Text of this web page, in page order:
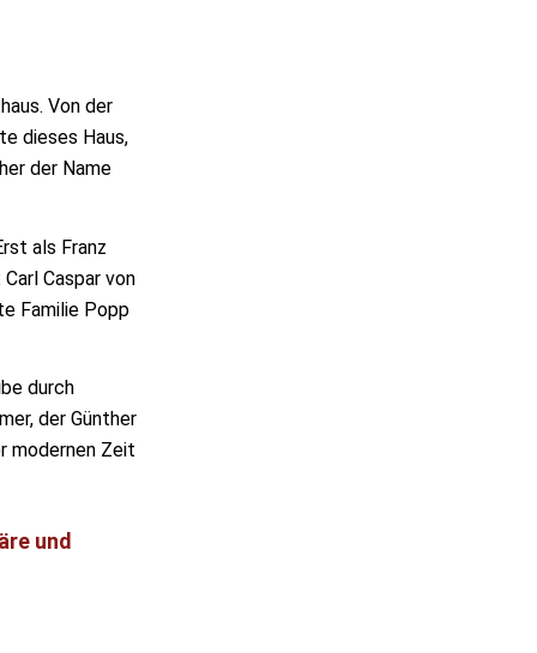
Von der
dieses Haus,
der Name
als Franz
Caspar von
Familie Popp
durch
der Günther
modernen Zeit
und